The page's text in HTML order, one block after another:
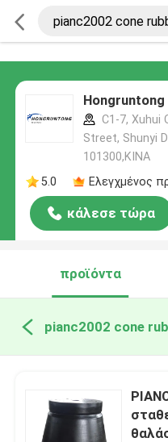
Hongruntong
C1-7, Xuhui
Street, Shunyi
101300,ΚΙΝΑ
5.0
Ελεγχμένος
κάλεσε τώρα
προϊόντα